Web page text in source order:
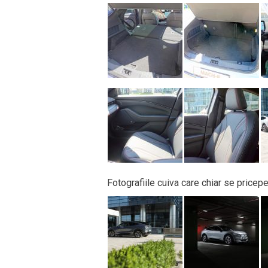
Fotografiile cuiva care chiar se